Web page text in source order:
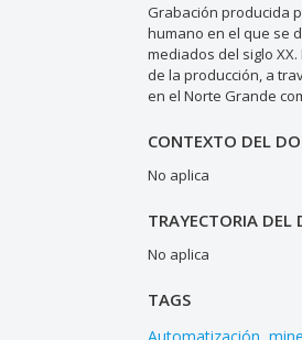
Grabación producida
humano en el que se
mediados del siglo
de la producción, a
en el Norte Grande
CONTEXTO DEL
No aplica
TRAYECTORIA DEL
No aplica
TAGS
Automatización